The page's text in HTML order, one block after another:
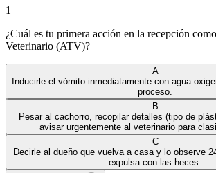
1
¿Cuál es tu primera acción en la recepción
Veterinario (ATV)?
A
Inducirle el vómito inmediatamente con agua
proceso.
B
Pesar al cachorro, recopilar detalles (tipo de
avisar urgentemente al veterinario para
C
Decirle al dueño que vuelva a casa y lo observe
expulsa con las heces.